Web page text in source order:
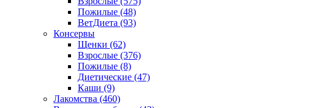
Пожилые (48)
ВетДиета (93)
Консервы
Щенки (62)
Взрослые (376)
Пожилые (8)
Диетические (47)
Каши (9)
Лакомства (460)